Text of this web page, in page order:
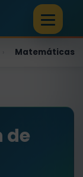
Matemáticas
de